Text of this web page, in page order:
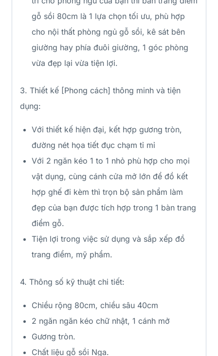
gỗ sồi 80cm là 1 lựa chọn tối ưu, phù hợp
cho nội thất phòng ngủ gỗ sồi, kê sát bên
giường hay phía đuôi giường, 1 góc phòng
vừa đẹp lại vừa tiện lợi.
3. Thiết kế [Phong cách] thông minh và tiện
dụng:
Với thiết kế hiện đại, kết hợp gương tròn,
đường nét họa tiết đục chạm tỉ mỉ
Với 2 ngăn kéo 1 to 1 nhỏ phù hợp cho mọi
vật dụng, cùng cánh cửa mở lớn để đồ kết
hợp ghế đi kèm thì trọn bộ sản phẩm làm
đẹp của bạn được tích hợp trong 1 bàn trang
điểm gỗ.
Tiện lợi trong việc sử dụng và sắp xếp đồ
trang điểm, mỹ phẩm.
4. Thông số kỹ thuật chi tiết:
Chiều rộng 80cm, chiều sâu 40cm
2 ngăn ngăn kéo chữ nhật, 1 cánh mở
Gương tròn.
Chất liệu gỗ sồi Nga.